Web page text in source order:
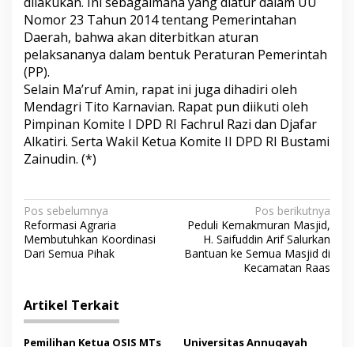
Nomor 23 Tahun 2014 tentang Pemerintahan
Daerah, bahwa akan diterbitkan aturan
pelaksananya dalam bentuk Peraturan Pemerintah
(PP).
Selain Ma’ruf Amin, rapat ini juga dihadiri oleh
Mendagri Tito Karnavian. Rapat pun diikuti oleh
Pimpinan Komite I DPD RI Fachrul Razi dan Djafar
Alkatiri. Serta Wakil Ketua Komite II DPD RI Bustami
Zainudin. (*)
N
a
v
g
a
Pos sebelumnya
Reformasi Agraria
Membutuhkan Koordinasi
Dari Semua Pihak
Pos berikutnya
Peduli Kemakmuran Masjid,
H. Saifuddin Arif Salurkan
Bantuan ke Semua Masjid di
Kecamatan Raas
Artikel Terkait
Pemilihan Ketua OSIS MTs Universitas Annuqayah